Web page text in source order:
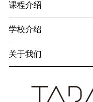
课程介绍
学校介绍
关于我们